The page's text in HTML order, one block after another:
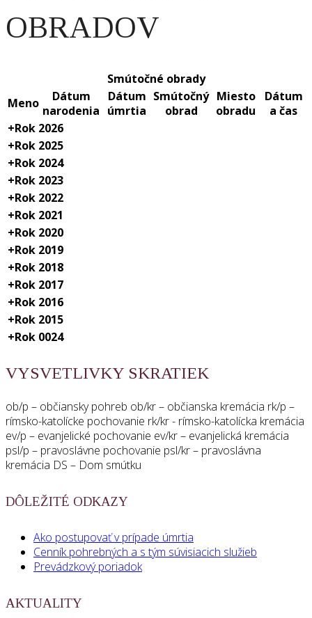
OBRADOV
Smútočné obrady
Meno
Dátum
narodenia
Dátum
úmrtia
Smútočný
obrad
Miesto
obradu
Dátum
a čas
+Rok 2026
+Rok 2025
+Rok 2024
+Rok 2023
+Rok 2022
+Rok 2021
+Rok 2020
+Rok 2019
+Rok 2018
+Rok 2017
+Rok 2016
+Rok 2015
+Rok 0024
VYSVETLIVKY SKRATIEK
ob/p – občiansky pohreb ob/kr – občianska kremácia rk/p –
rímsko-katolícke pochovanie rk/kr - rímsko-katolícka kremácia
ev/p – evanjelické pochovanie ev/kr – evanjelická kremácia
psl/p – pravoslávne pochovanie psl/kr – pravoslávna
kremácia DS – Dom smútku
DÔLEŽITÉ ODKAZY
Ako postupovať v prípade úmrtia
Cenník pohrebných a s tým súvisiacich služieb
Prevádzkový poriadok
AKTUALITY